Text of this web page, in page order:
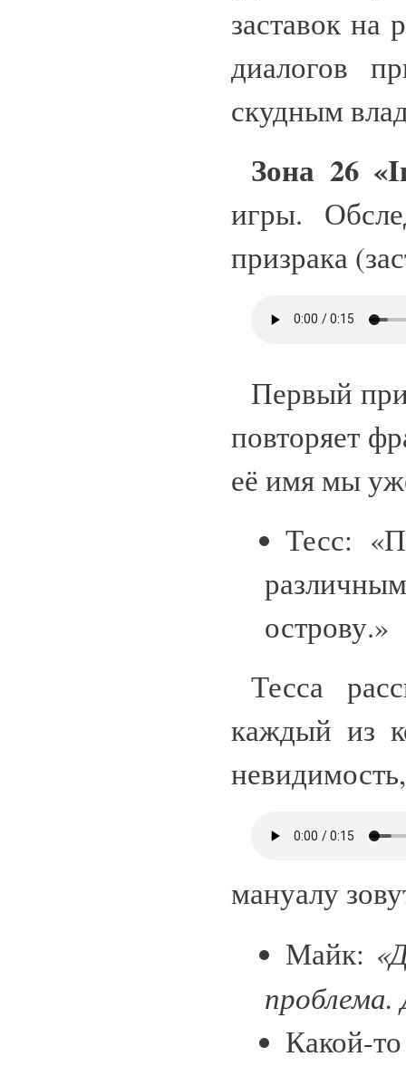
заставок на
диалогов
скудным
Зона 26
игры.
призрака
Первый
повторяет
её имя мы
Тесс:
острову.»
Тесса
каждый из
мануалу
Майк:
Какой-